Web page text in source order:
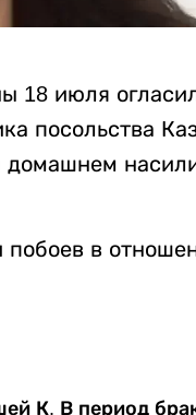
18 июля
посольства
домашнем
побоев в
К. В период